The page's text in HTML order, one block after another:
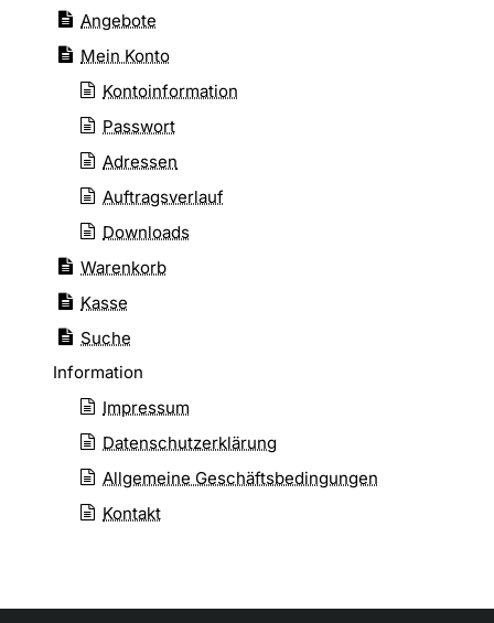
Angebote
Mein Konto
Kontoinformation
Passwort
Adressen
Auftragsverlauf
Downloads
Warenkorb
Kasse
Suche
Information
Impressum
Datenschutzerklärung
Allgemeine Geschäftsbedingungen
Kontakt